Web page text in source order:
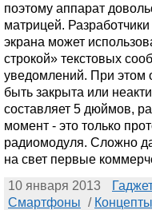
поэтому аппарат
матрицей. Разработчики
экрана может
строкой» текстовых
уведомлений. При этом
быть закрыта или
составляет 5 дюймов,
момент - это только
радиомодуля. Сложно
на свет первые
10 января 2013
Смартфоны / Концепты